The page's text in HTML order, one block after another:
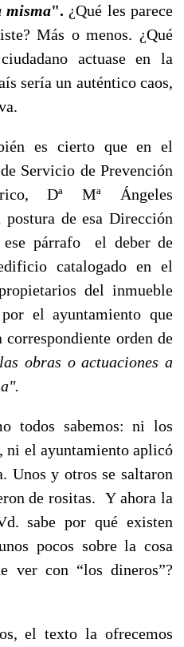
misma". ¿Qué les parece
Más o menos. ¿Qué
actuase en la
sería un auténtico caos,
es cierto que en el
Servicio de Prevención
Dª Mª Ángeles
de esa Dirección
ese párrafo el deber de
catalogado en el
del inmueble
el ayuntamiento que
orden de
obras o actuaciones a
todos sabemos: ni los
ni el ayuntamiento aplicó
Unos y otros se saltaron
de rositas. Y ahora la
sabe por qué existen
pocos sobre la cosa
ver con “los dineros”?
el texto la ofrecemos